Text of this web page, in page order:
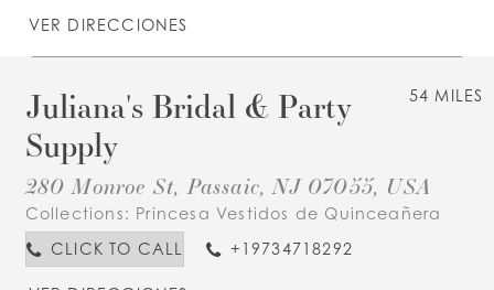
VER DIRECCIONES
54 MILES
Juliana's Bridal & Party
Supply
280 Monroe St, Passaic, NJ 07055, USA
Collections: Princesa Vestidos de Quinceañera
CLICK TO CALL
+19734718292